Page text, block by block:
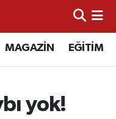
MAGAZİN EĞİTİM
yok!